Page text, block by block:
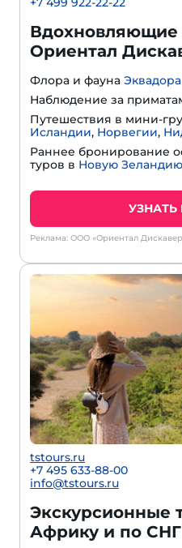
Вдохновляющие
Ориентал
Флора и фауна Эквадора
Наблюдение за
Путешествия в мини-
Исландии, Норвегии,
Раннее бронирование
туров в Новую Зеландию
Реклама: ООО «Ориентал
tstours.ru
+7 495 633-88-00
info@tstours.ru
Экскурсионные
Африку и по СНГ